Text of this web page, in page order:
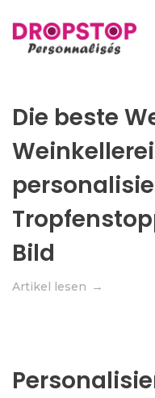
Die beste
Bild
Artikel lesen